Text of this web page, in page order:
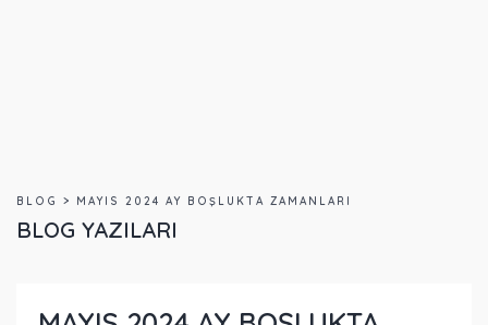
BLOG > MAYIS 2024 AY BOŞLUKTA ZAMANLARI
BLOG YAZILARI